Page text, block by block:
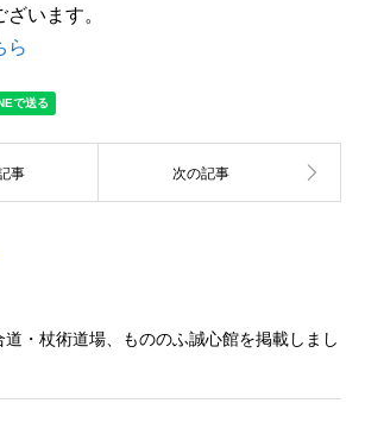
います。
ら
・杖術道場、もののふ誠心館を掲載しまし